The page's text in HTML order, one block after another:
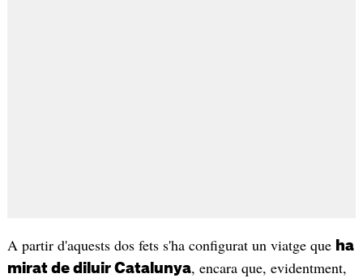
A partir d'aquests dos fets s'ha configurat un viatge que ha
mirat de diluir Catalunya, encara que, evidentment,